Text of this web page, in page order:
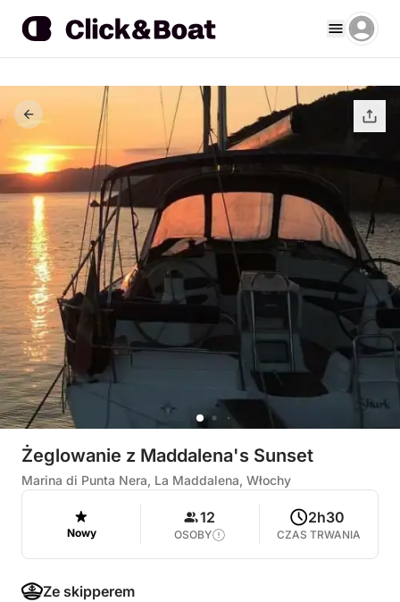
Żeglowanie z Maddalena's Sunset
Marina di Punta Nera, La Maddalena, Włochy
Nowy
12
OSOBY
2h30
CZAS TRWANIA
Ze skipperem